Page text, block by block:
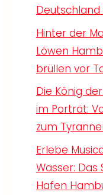
Deutschland
Hinter der
Löwen
brüllen vor
Die König
im Porträt:
zum
Erlebe
Wasser:
Hafen